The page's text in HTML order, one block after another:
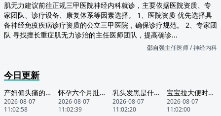
肌无力建议前往正规三甲医院神经内科就诊，主要依据医院资质、专
家团队、诊疗设备、康复体系等因素选择。 1、医院资质 优先选择具
备神经免疫疾病诊疗资质的公立三甲医院，确保诊疗规范。 2、专家团
队 寻找擅长重症肌无力诊治的主任医师团队，提高确诊...
邵自强主任医师 / 神经内科
今日更新
产妇偏头痛的原因
2026-08-07
11:02:58
怀孕六个月肚脐眼周围疼怎么回事
2026-08-07
11:02:39
乳头发黑是什么原因造成的
2026-08-07
11:02:20
宝宝拉大便时哭的厉害
2026-08-07
11:02:00